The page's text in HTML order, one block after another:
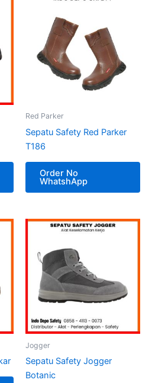
Red Parker
Sepatu Safety Red Parker
T186
Order No
WhatshApp
Jogger
Sepatu Safety Jogger
Botanic